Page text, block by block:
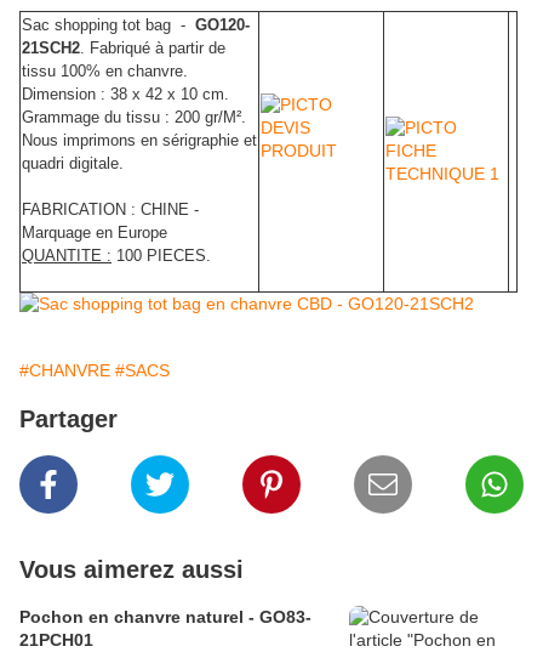
Sac shopping tot bag - GO120-
21SCH2. Fabriqué à partir de
tissu 100% en chanvre.
Dimension : 38 x 42 x 10 cm.
Grammage du tissu : 200 gr/M².
Nous imprimons en sérigraphie et
quadri digitale.
FABRICATION : CHINE -
Marquage en Europe
QUANTITE : 100 PIECES.
#CHANVRE #SACS
Partager
Vous aimerez aussi
Pochon en chanvre naturel - GO83-
21PCH01